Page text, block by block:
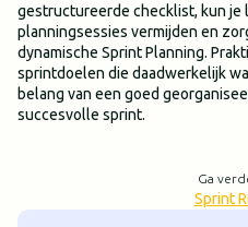
gestructureerde checklist, kun je
planningsessies vermijden en
dynamische Sprint Planning.
sprintdoelen die daadwerkelijk
belang van een goed
succesvolle sprint.
Ga
Sprint